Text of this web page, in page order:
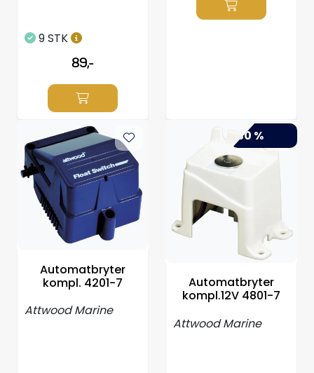
9 STK
89,-
Automatbryter
kompl. 4201-7
Attwood Marine
-30 %
Automatbryter
kompl.12V 4801-7
Attwood Marine